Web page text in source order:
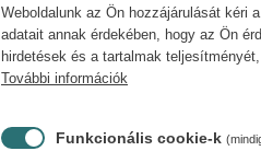
Weboldalunk az Ön hozzájárulását kéri
adatait annak érdekében, hogy az Ön
hirdetések és a tartalmak
További információk
Funkcionális cookie-k